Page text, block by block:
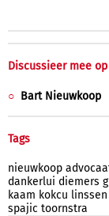
Discussieer mee
Bart Nieuwkoop
Tags
nieuwkoop
dankerlui diemers
kaam kokcu linssen
spajic toornstra